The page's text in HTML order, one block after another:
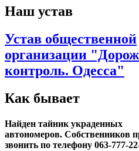
Наш устав
Устав общественной
организации
контроль. Одесса"
Как бывает
Найден тайник украденных
автономеров. Собственников
звонить по телефону 063-777-